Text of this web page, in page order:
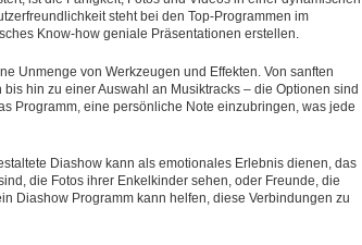
steht bei den Top-Programmen im
Know-how geniale Präsentationen erstellen.
Unmenge von Werkzeugen und Effekten. Von sanften
hin zu einer Auswahl an Musiktracks – die Optionen sind
Programm, eine persönliche Note einzubringen, was jede
Diashow kann als emotionales Erlebnis dienen, das
die Fotos ihrer Enkelkinder sehen, oder Freunde, die
Diashow Programm kann helfen, diese Verbindungen zu